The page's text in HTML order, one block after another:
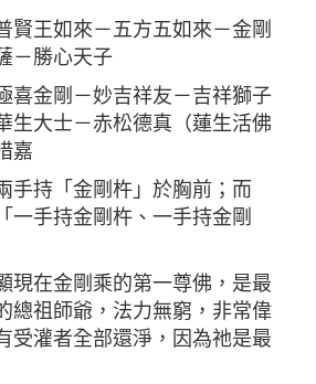
賢王如來－五方五如來－金剛
－勝心天子
喜金剛－妙吉祥友－吉祥獅子
生大士－赤松德真（蓮生活佛
嘉
手持「金剛杵」於胸前；而
一手持金剛杵、一手持金剛
現在金剛乘的第一尊佛，是最
總祖師爺，法力無窮，非常偉
受灌者全部還淨，因為祂是最